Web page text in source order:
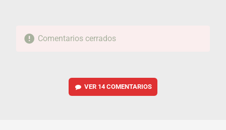
Comentarios cerrados
VER 14 COMENTARIOS